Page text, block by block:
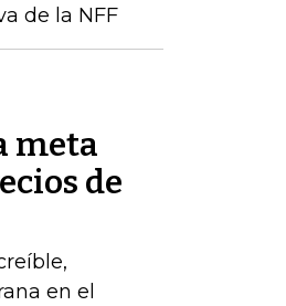
de la NFF
meta
de
en el